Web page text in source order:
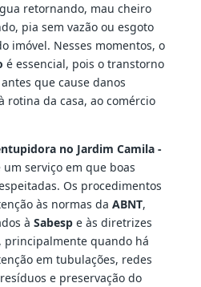
retornando, mau cheiro
pia sem vazão ou esgoto
imóvel. Nesses momentos, o
é essencial, pois o transtorno
que cause danos
rotina da casa, ao comércio
no Jardim Camila -
serviço em que boas
Os procedimentos
às normas da ABNT,
à Sabespe às diretrizes
principalmente quando há
em tubulações, redes
e preservação do